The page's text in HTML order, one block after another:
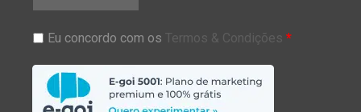
Eu concordo com os Termos & Condições *